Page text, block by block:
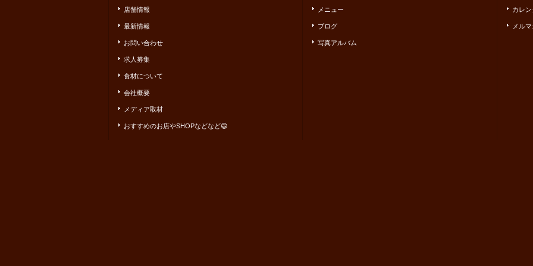
店舗情報
最新情報
お問い合わせ
求人募集
食材について
会社概要
メディア取材
おすすめのお店やSHOPなどなど😄
メニュー
ブログ
写真アルバム
カレ
メル